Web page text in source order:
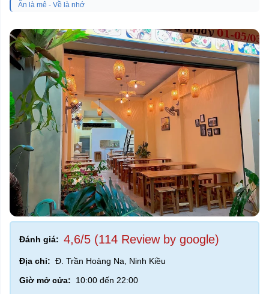
Ăn là mê - Về là nhớ
Đánh giá: 4,6/5 (114 Review by google)
Địa chỉ: Đ. Trần Hoàng Na, Ninh Kiều
Giờ mở cửa:
10:00 đến 22:00